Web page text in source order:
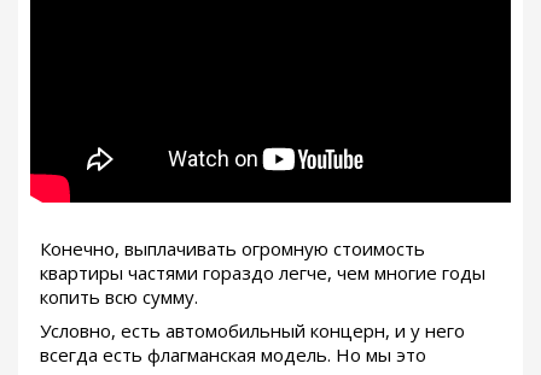
Конечно, выплачивать огромную стоимость
квартиры частями гораздо легче, чем многие годы
копить всю сумму.
Условно, есть автомобильный концерн, и у него
всегда есть флагманская модель. Но мы это